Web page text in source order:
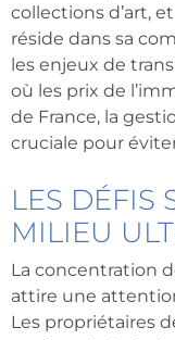
collections d’art,
réside dans sa
les enjeux de
où les prix de
de France, la
cruciale pour
LES DÉFIS
MILIEU
La concentration
attire une
Les propriétaires